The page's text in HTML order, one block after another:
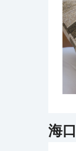
海口